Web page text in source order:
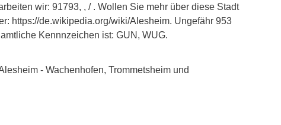
wir: 91793, , / . Wollen Sie mehr über diese Stadt
https://de.wikipedia.org/wiki/Alesheim. Ungefähr 953
Kennnzeichen ist: GUN, WUG.